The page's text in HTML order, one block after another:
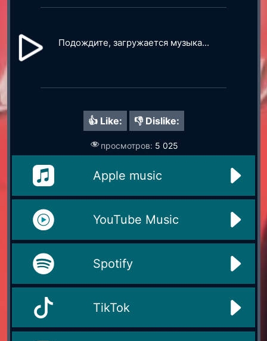
Подождите, загружается музыка...
👍 Like: 👎 Dislike:
просмотров: 5 025
Apple music
YouTube Music
Spotify
TikTok